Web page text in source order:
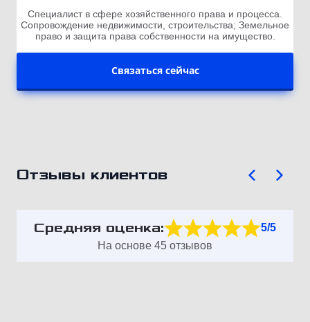
Специалист в сфере хозяйственного права и процесса.
Сопровождение недвижимости, строительства; Земельное
право и защита права собственности на имущество.
Связаться сейчас
Отзывы клиентов
Средняя оценка:
5/5
На основе 45 отзывов